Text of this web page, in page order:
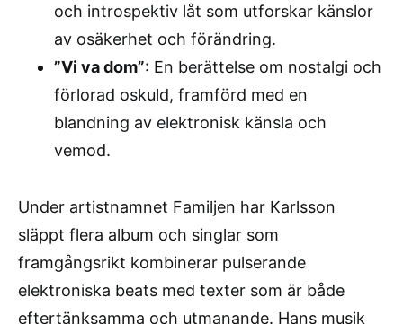
och introspektiv låt som utforskar känslor
av osäkerhet och förändring.
”Vi va dom”: En berättelse om nostalgi och
förlorad oskuld, framförd med en
blandning av elektronisk känsla och
vemod.
Under artistnamnet Familjen har Karlsson
släppt flera album och singlar som
framgångsrikt kombinerar pulserande
elektroniska beats med texter som är både
eftertänksamma och utmanande. Hans musik